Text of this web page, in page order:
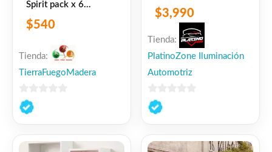
Spirit pack x 6
$540
Tienda:
TierraFuegoMadera
0
de
$3,990
Tienda:
PlatinoZone Iluminación
Automotriz
0
de